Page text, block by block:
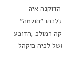
הדוקנה איה
"םוקמה"
רמולכ ,הדובע
לכיה םיקהל